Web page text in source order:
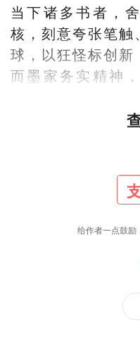
当下诸多书者，
核，刻意夸张笔触
球，以狂怪标创新
而墨家务实精神
绝对底线。作字
儒墨相合，互为
家定精神内核、
则、审美标准。
统、扎根本质、
儒墨守道，书法
给作者一点鼓励